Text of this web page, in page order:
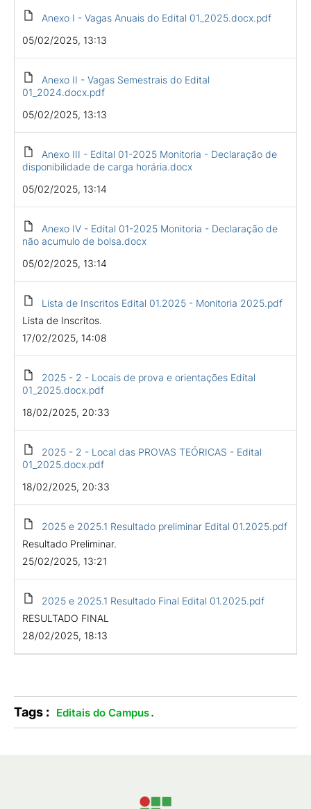
Anexo I - Vagas Anuais do Edital 01_2025.docx.pdf
05/02/2025, 13:13
Anexo II - Vagas Semestrais do Edital
01_2024.docx.pdf
05/02/2025, 13:13
Anexo III - Edital 01-2025 Monitoria - Declaração de
disponibilidade de carga horária.docx
05/02/2025, 13:14
Anexo IV - Edital 01-2025 Monitoria - Declaração de
não acumulo de bolsa.docx
05/02/2025, 13:14
Lista de Inscritos Edital 01.2025 - Monitoria 2025.pdf
Lista de Inscritos.
17/02/2025, 14:08
2025 - 2 - Locais de prova e orientações Edital
01_2025.docx.pdf
18/02/2025, 20:33
2025 - 2 - Local das PROVAS TEÓRICAS - Edital
01_2025.docx.pdf
18/02/2025, 20:33
2025 e 2025.1 Resultado preliminar Edital 01.2025.pdf
Resultado Preliminar.
25/02/2025, 13:21
2025 e 2025.1 Resultado Final Edital 01.2025.pdf
RESULTADO FINAL
28/02/2025, 18:13
Tags : Editais do Campus.